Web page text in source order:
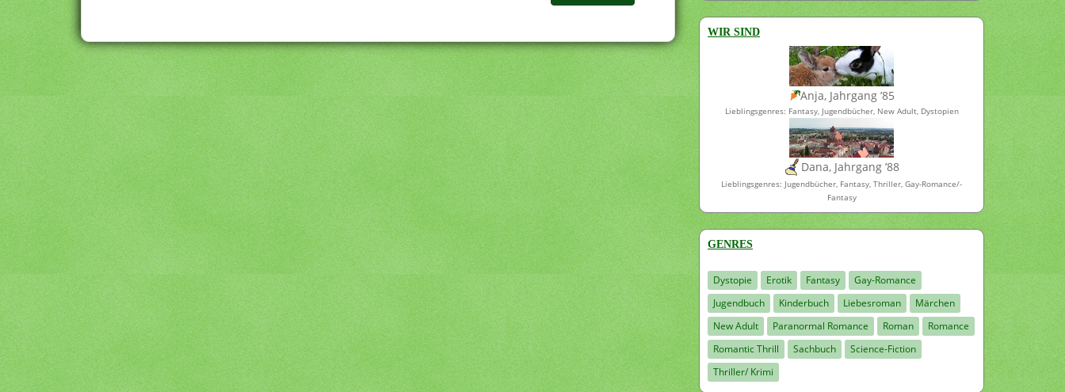
WIR SIND
Anja, Jahrgang ’85
Lieblingsgenres: Fantasy, Jugendbücher, New Adult, Dystopien
Dana, Jahrgang ’88
Lieblingsgenres: Jugendbücher, Fantasy, Thriller, Gay-Romance/-
Fantasy
GENRES
Dystopie Erotik Fantasy
Gay-Romance
Jugendbuch
Kinderbuch Liebesroman
Märchen
New Adult
Paranormal Romance Roman
Romance
Romantic Thrill
Sachbuch
Science-Fiction
Thriller/ Krimi